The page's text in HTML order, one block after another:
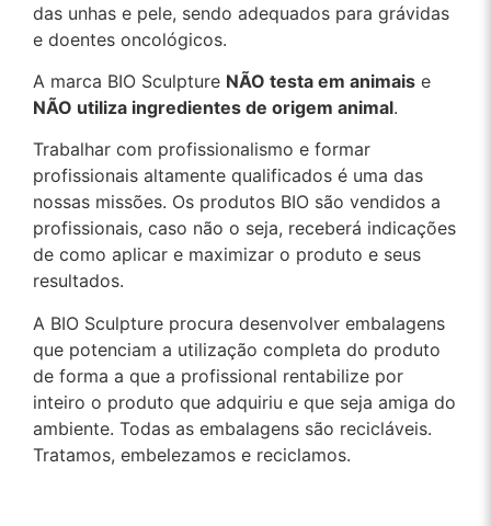
das unhas e pele, sendo adequados para grávidas
e doentes oncológicos.
A marca BIO Sculpture NÃO testa em animais e
NÃO utiliza ingredientes de origem animal.
Trabalhar com profissionalismo e formar
profissionais altamente qualificados é uma das
nossas missões. Os produtos BIO são vendidos a
profissionais, caso não o seja, receberá indicações
de como aplicar e maximizar o produto e seus
resultados.
A BIO Sculpture procura desenvolver embalagens
que potenciam a utilização completa do produto
de forma a que a profissional rentabilize por
inteiro o produto que adquiriu e que seja amiga do
ambiente. Todas as embalagens são recicláveis.
Tratamos, embelezamos e reciclamos.